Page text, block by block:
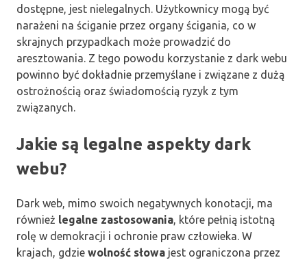
dostępne, jest nielegalnych. Użytkownicy mogą być
narażeni na ściganie przez organy ścigania, co w
skrajnych przypadkach może prowadzić do
aresztowania. Z tego powodu korzystanie z dark webu
powinno być dokładnie przemyślane i związane z dużą
ostrożnością oraz świadomością ryzyk z tym
związanych.
Jakie są legalne aspekty dark
webu?
Dark web, mimo swoich negatywnych konotacji, ma
również legalne zastosowania, które pełnią istotną
rolę w demokracji i ochronie praw człowieka. W
krajach, gdzie wolność słowa jest ograniczona przez